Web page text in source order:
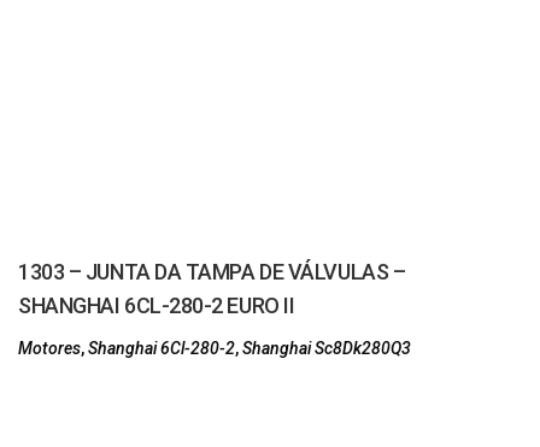
1303 – JUNTA DA TAMPA DE VÁLVULAS –
SHANGHAI 6CL-280-2 EURO II
Motores,Shanghai 6Cl-280-2,Shanghai Sc8Dk280Q3